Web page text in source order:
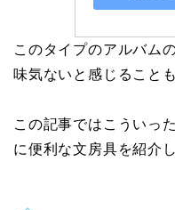
このタイプのアルバム
味気ないと感じること
この記事ではこういっ
に便利な文房具を紹介し